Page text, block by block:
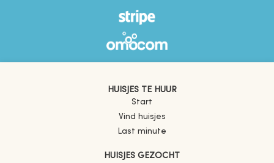
HUISJES TE HUUR
Start
Vind huisjes
Last minute
HUISJES GEZOCHT